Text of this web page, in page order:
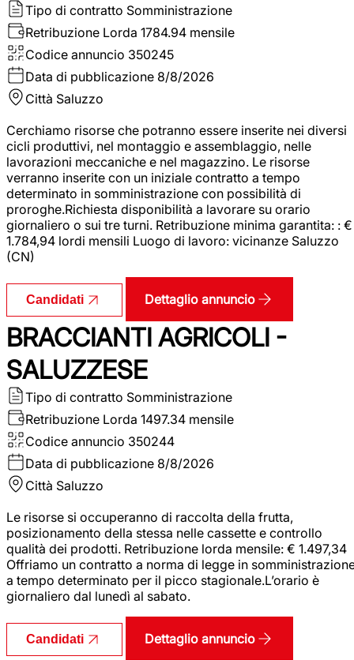
Tipo di contratto Somministrazione
Retribuzione Lorda 1784.94 mensile
Codice annuncio 350245
Data di pubblicazione 8/8/2026
Città Saluzzo
Cerchiamo risorse che potranno essere inserite nei diversi
cicli produttivi, nel montaggio e assemblaggio, nelle
lavorazioni meccaniche e nel magazzino. Le risorse
verranno inserite con un iniziale contratto a tempo
determinato in somministrazione con possibilità di
proroghe.Richiesta disponibilità a lavorare su orario
giornaliero o sui tre turni. Retribuzione minima garantita: : €
1.784,94 lordi mensili Luogo di lavoro: vicinanze Saluzzo
(CN)
Candidati Dettaglio annuncio
BRACCIANTI AGRICOLI -
SALUZZESE
Tipo di contratto Somministrazione
Retribuzione Lorda 1497.34 mensile
Codice annuncio 350244
Data di pubblicazione 8/8/2026
Città Saluzzo
Le risorse si occuperanno di raccolta della frutta,
posizionamento della stessa nelle cassette e controllo
qualità dei prodotti. Retribuzione lorda mensile: € 1.497,34
Offriamo un contratto a norma di legge in
a tempo determinato per il picco stagionale.L’orario è
giornaliero dal lunedì al sabato.
Candidati Dettaglio annuncio